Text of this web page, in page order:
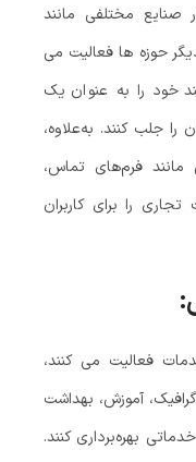
مختلفی مانند
حوزه‌ ها فعالیت می‌
خود را به‌ عنوان یک
را جلب کنند. به‌علاوه،
مانند فرم‌های تماس،
را برای کاربران
فعالیت می‌ کنند،
آموزش، بهداشت
بهره‌برداری کنند.